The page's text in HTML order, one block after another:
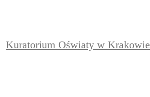
Kuratorium Oświaty w Krakowie